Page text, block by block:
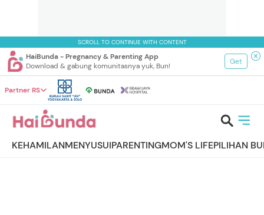
SCROLL TO CONTINUE WITH CONTENT
HaiBunda - Pregnancy & Parenting App
Download & gabung komunitasnya yuk, Bun!
Get
Partner RS
KEHAMILANMENYUSUIPARENTINGMOM'S LIFEPILIHAN